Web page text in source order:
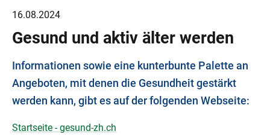
16.08.2024
Gesund und aktiv älter werden
Informationen sowie eine kunterbunte Palette an
Angeboten, mit denen die Gesundheit gestärkt
werden kann, gibt es auf der folgenden Webseite:
Startseite - gesund-zh.ch